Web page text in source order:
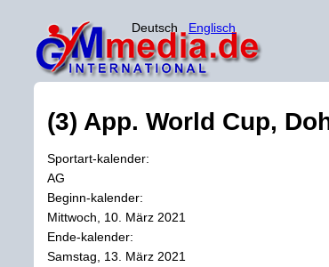
Deutsch Englisch
(3) App. World Cup,
Sportart-kalender:
AG
Beginn-kalender:
Mittwoch, 10. März 2021
Ende-kalender:
Samstag, 13. März 2021